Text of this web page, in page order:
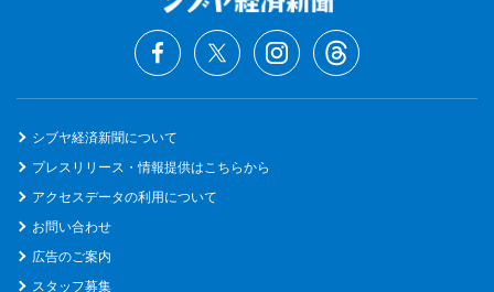
シブヤ経済新聞について
プレスリリース・情報提供はこちらから
アクセスデータの利用について
お問い合わせ
広告のご案内
スタッフ募集